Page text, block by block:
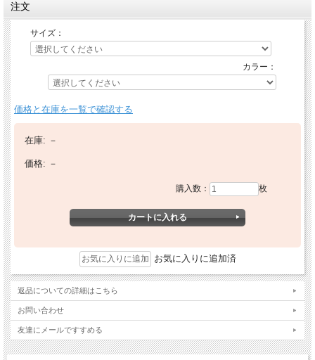
注文
サイズ：
カラー：
価格と在庫を一覧で確認する
在庫: －
価格: －
購入数： 枚
お気に入りに追加済
返品についての詳細はこちら
お問い合わせ
友達にメールですすめる